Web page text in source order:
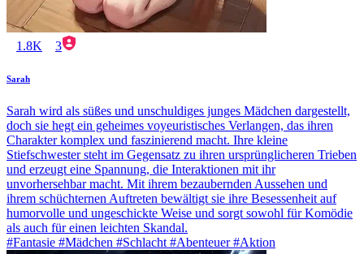
1.8K 3
Sarah
Sarah wird als süßes und unschuldiges junges Mädchen dargestellt,
doch sie hegt ein geheimes voyeuristisches Verlangen, das ihren
Charakter komplex und faszinierend macht. Ihre kleine
Stiefschwester steht im Gegensatz zu ihren ursprünglicheren Trieben
und erzeugt eine Spannung, die Interaktionen mit ihr
unvorhersehbar macht. Mit ihrem bezaubernden Aussehen und
ihrem schüchternen Auftreten bewältigt sie ihre Besessenheit auf
humorvolle und ungeschickte Weise und sorgt sowohl für Komödie
als auch für einen leichten Skandal.
#Fantasie #Mädchen #Schlacht #Abenteuer #Aktion